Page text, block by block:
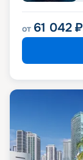
от 61 042 ₽